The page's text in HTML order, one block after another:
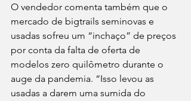
O vendedor comenta também que o
mercado de bigtrails seminovas e
usadas sofreu um “inchaço” de preços
por conta da falta de oferta de
modelos zero quilômetro durante o
auge da pandemia. “Isso levou as
usadas a darem uma sumida do